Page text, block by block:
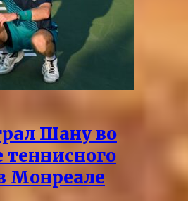
Шану во
теннисного
Монреале